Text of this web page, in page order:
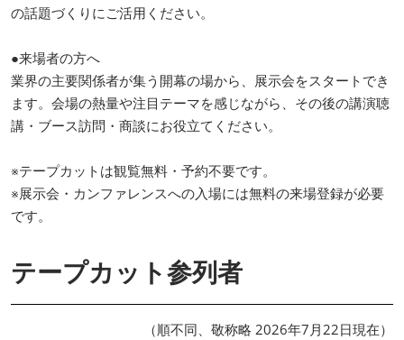
の話題づくりにご活用ください。
●来場者の方へ
業界の主要関係者が集う開幕の場から、展示会をスタートでき
ます。会場の熱量や注目テーマを感じながら、その後の講演聴
講・ブース訪問・商談にお役立てください。
※テープカットは観覧無料・予約不要です。
※展示会・カンファレンスへの入場には無料の来場登録が必要
です。
テープカット参列者
（順不同、敬称略 2026年7月22日現在）